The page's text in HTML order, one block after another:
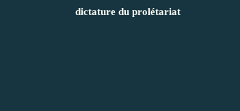
dictature du prolétariat